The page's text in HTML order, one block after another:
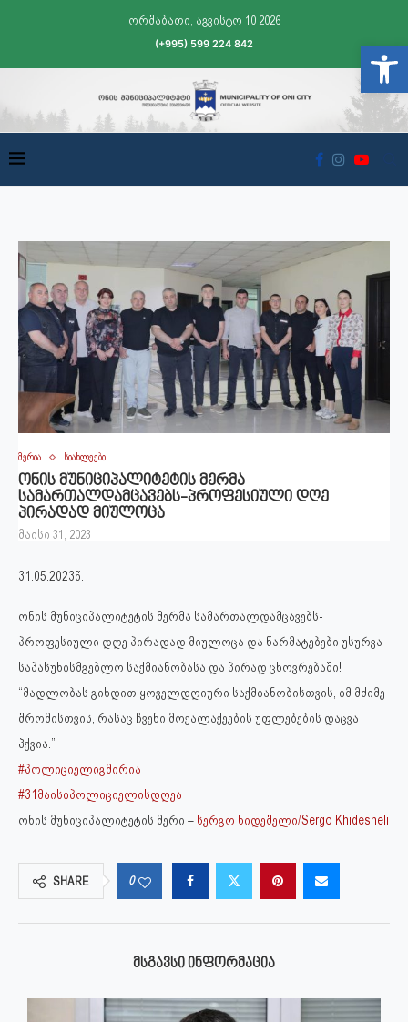
ორშაბათი, აგვისტო 10 2026
(+995) 599 224 842
მერია სიახლეები
ონის მუნიციპალიტეტის მერმა
სამართალდამცავებს-პროფესიული დღე
პირადად მიულოცა
მაისი 31, 2023
31.05.2023წ.
ონის მუნიციპალიტეტის მერმა სამართალდამცავებს-
პროფესიული დღე პირადად მიულოცა და წარმატებები უსურვა
საპასუხისმგებლო საქმიანობასა და პირად ცხოვრებაში!
“მადლობას გიხდით ყოველდღიური საქმიანობისთვის, იმ მძიმე
შრომისთვის, რასაც ჩვენი მოქალაქეების უფლებების დაცვა
ჰქვია.”
#პოლიციელიგმირია
#31მაისიპოლიციელისდღეა
ონის მუნიციპალიტეტის მერი – სერგო ხიდეშელი/Sergo Khidesheli
SHARE 0
ᲛᲡᲒᲐᲕᲡᲘ ᲘᲜᲤᲝᲠᲛᲐᲪᲘᲐ